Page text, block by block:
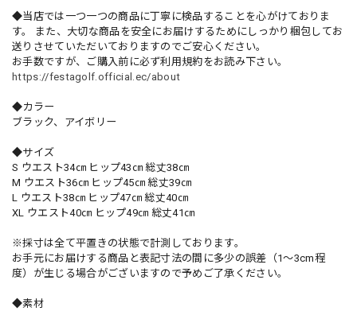
◆当店では一つ一つの商品に丁寧に検品することを心がけておりま
す。 また、大切な商品を安全にお届けするためにしっかり梱包してお
送りさせていただいておりますのでご安心ください。
お手数ですが、ご購入前に必ず利用規約をお読み下さい。
https://festagolf.official.ec/about
◆カラー
ブラック、アイボリー
◆サイズ
S ウエスト34㎝ ヒップ43㎝ 総丈38㎝
M ウエスト36㎝ ヒップ45㎝ 総丈39㎝
L ウエスト38㎝ ヒップ47㎝ 総丈40㎝
XL ウエスト40㎝ ヒップ49㎝ 総丈41㎝
※採寸は全て平置きの状態で計測しております。
お手元にお届けする商品と表記寸法の間に多少の誤差（1～3cm程
度）が生じる場合がございますので予めご了承ください。
◆素材